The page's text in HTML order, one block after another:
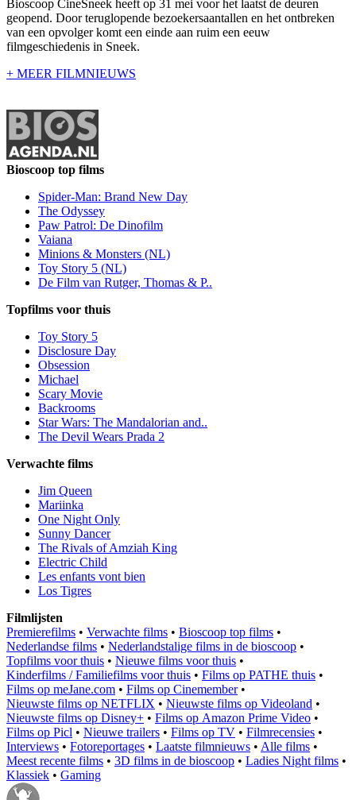
Bioscoop CineSneek heeft op 31 mei voor het laatst de deuren
geopend. Door teruglopende bezoekersaantallen en het ontbreken
van een opvolger komt een einde aan ruim een eeuw
filmgeschiedenis in Sneek.
+ MEER FILMNIEUWS
Bioscoop top films
Spider-Man: Brand New Day
The Odyssey
Paw Patrol: De Dinofilm
Vaiana
Minions & Monsters (NL)
Toy Story 5 (NL)
De Film van Rutger, Thomas & P..
Topfilms voor thuis
Toy Story 5
Disclosure Day
Obsession
Michael
Scary Movie
Backrooms
Star Wars: The Mandalorian and..
The Devil Wears Prada 2
Verwachte films
Jim Queen
Mariinka
One Night Only
Sunny Dancer
The Rivals of Amziah King
Electric Child
Les enfants vont bien
Los Tigres
Filmlijsten
Premierefilms • Verwachte films • Bioscoop top films •
Nederlandse films • Nederlandstalige films in de bioscoop •
Topfilms voor thuis • Nieuwe films voor thuis •
Kinderfilms / Familiefilms voor thuis • Films op PATHE thuis •
Films op meJane.com • Films op Cinemember•
Nieuwste films op NETFLIX • Nieuwste films op Videoland •
Nieuwste films op Disney+ • Films op Amazon Prime Video •
Films op Picl • Nieuwe trailers • Films op TV • Filmrecensies •
Interviews • Fotoreportages • Laatste filmnieuws • Alle films •
Meest recente films • 3D films in de bioscoop • Ladies Night films •
Klassiek • Gaming